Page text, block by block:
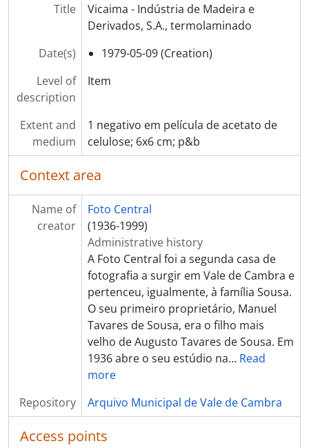
[Item] Bilha para transporte de leite
[Item] Bilha para transporte de leite
[Item] Progresso
[Item] Lacticínios Progresso do Mileu Lda
[Item] Uniagri
[Item] Uniagri
[Item] Uniagri
[Item] Uniagri
[Item] Uniagri
[Item] Uniagri
[Item] Uniagri
[Item] Uniagri
[Item] Uniagri
[Item] Uniagri
[Item] Equipamento industrial da Metalúrgica Arcos de Artur Correia dos Santos Lda, na Uniagri
[Item] Equipamento industrial da Metalúrgica Arcos de Artur Correia dos Santos Lda, na Uniagri
[Item] Equipamento industrial da Metalúrgica Arcos de Artur Correia dos Santos Lda, na Uniagri
[Item] Ferpinta
[Item] Ferpinta
[Item] Ferpinta
[Item] Ferpinta
[Item] Ferpinta
Title
Vicaima - Indústria de Madeira e
Derivados, S.A., termolaminado
Date(s)
1979-05-09 (Creation)
Level of
description
Item
Extent and
medium
1 negativo em película de acetato de
celulose; 6x6 cm; p&b
Context area
Name of
creator
Foto Central
(1936-1999)
Administrative history
A Foto Central foi a segunda casa de
fotografia a surgir em Vale de Cambra e
pertenceu, igualmente, à família Sousa.
O seu primeiro proprietário, Manuel
Tavares de Sousa, era o filho mais
velho de Augusto Tavares de Sousa. Em
1936 abre o seu estúdio na… Read
more
Repository
Arquivo Municipal de Vale de Cambra
Access points